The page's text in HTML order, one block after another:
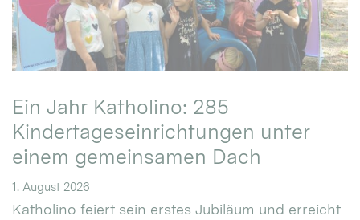
Ein Jahr Katholino: 285
Kindertageseinrichtungen unter
einem gemeinsamen Dach
1. August 2026
Katholino feiert sein erstes Jubiläum und erreicht